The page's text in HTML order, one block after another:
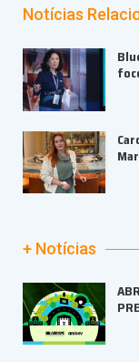
Notícias
+ Notícias